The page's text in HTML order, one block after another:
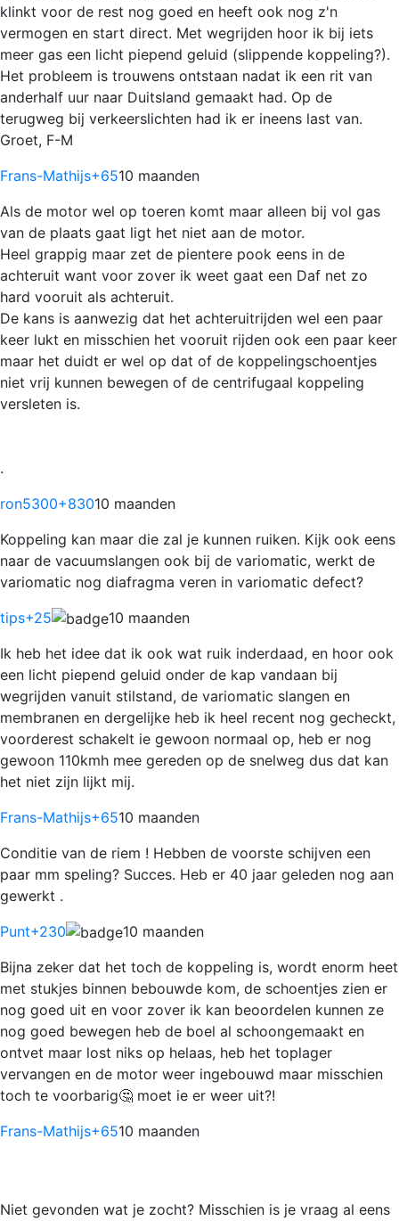
klinkt voor de rest nog goed en heeft ook nog z'n
vermogen en start direct. Met wegrijden hoor ik bij iets
meer gas een licht piepend geluid (slippende koppeling?).
Het probleem is trouwens ontstaan nadat ik een rit van
anderhalf uur naar Duitsland gemaakt had. Op de
terugweg bij verkeerslichten had ik er ineens last van.
Groet, F-M
Frans-Mathijs+6510 maanden
Als de motor wel op toeren komt maar alleen bij vol gas
van de plaats gaat ligt het niet aan de motor.
Heel grappig maar zet de pientere pook eens in de
achteruit want voor zover ik weet gaat een Daf net zo
hard vooruit als achteruit.
De kans is aanwezig dat het achteruitrijden wel een paar
keer lukt en misschien het vooruit rijden ook een paar keer
maar het duidt er wel op dat of de koppelingschoentjes
niet vrij kunnen bewegen of de centrifugaal koppeling
versleten is.
.
ron5300+83010 maanden
Koppeling kan maar die zal je kunnen ruiken. Kijk ook eens
naar de vacuumslangen ook bij de variomatic, werkt de
variomatic nog diafragma veren in variomatic defect?
tips+25
10 maanden
Ik heb het idee dat ik ook wat ruik inderdaad, en hoor ook
een licht piepend geluid onder de kap vandaan bij
wegrijden vanuit stilstand, de variomatic slangen en
membranen en dergelijke heb ik heel recent nog gecheckt,
voorderest schakelt ie gewoon normaal op, heb er nog
gewoon 110kmh mee gereden op de snelweg dus dat kan
het niet zijn lijkt mij.
Frans-Mathijs+6510 maanden
Conditie van de riem ! Hebben de voorste schijven een
paar mm speling? Succes. Heb er 40 jaar geleden nog aan
gewerkt .
Punt+230
10 maanden
Bijna zeker dat het toch de koppeling is, wordt enorm heet
met stukjes binnen bebouwde kom, de schoentjes zien er
nog goed uit en voor zover ik kan beoordelen kunnen ze
nog goed bewegen heb de boel al schoongemaakt en
ontvet maar lost niks op helaas, heb het toplager
vervangen en de motor weer ingebouwd maar misschien
toch te voorbarig🤔 moet ie er weer uit?!
Frans-Mathijs+6510 maanden
Niet gevonden wat je zocht? Misschien is je vraag al eens